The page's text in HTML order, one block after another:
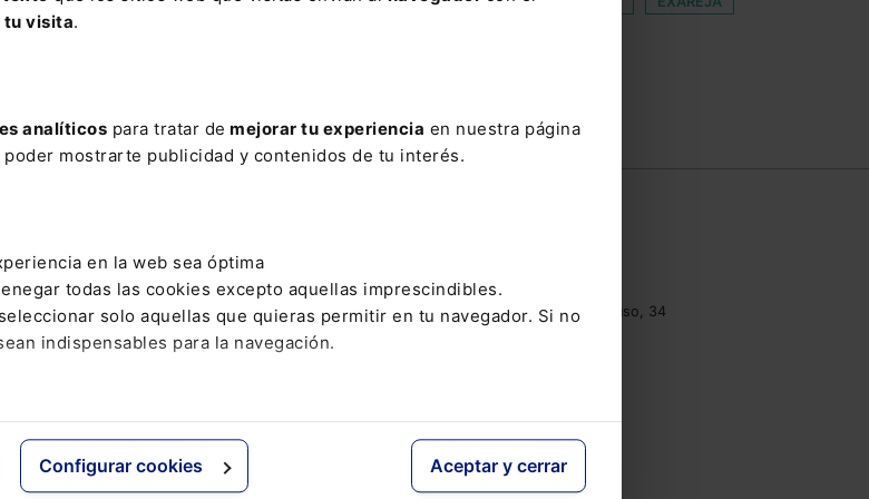
tu visita.
analíticos para tratar de mejorar tu experiencia en nuestra página
mostrarte publicidad y contenidos de tu interés.
en la web sea óptima
todas las cookies excepto aquellas imprescindibles.
solo aquellas que quieras permitir en tu navegador. Si no
indispensables para la navegación.
Configurar cookies Aceptar y cerrar
SOCIAL
SOSTENIBILIDAD FINANCIERA WP ENGINE
Espacioasesoria.com
Espaciopymes.com
Blog de Actualidad
clientes@lefebvre.es
Monasterios de Suso y Yuso, 34